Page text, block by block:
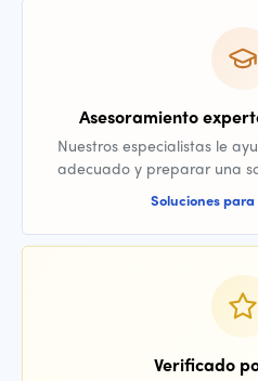
Asesoramiento
Nuestros especialistas le
adecuado y preparar una
Soluciones
Verificado